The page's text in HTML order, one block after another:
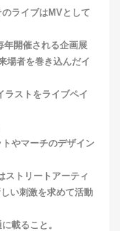
のライブはMVとして
開催される企画展
場者を巻き込んだイ
ラストをライブペイ
やマーチのデザイン
ストリートアーティ
い刺激を求めて活動
載ること。